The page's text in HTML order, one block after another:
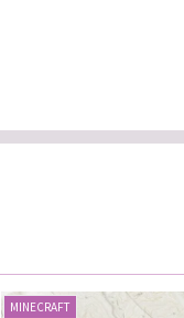
MINECRAFT